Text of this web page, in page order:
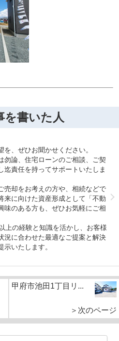
を書いた人
を、ぜひお聞かせください。
勿論、住宅ローンのご相談、ご契
迄責任を持ってサポートいたしま
売却をお考えの方や、相続などで
来に向けた資産形成として「不動
味のある方も、ぜひお気軽にご相
上の経験と知識を活かし、お客様
況に合わせた最適なご提案と解決
示いたします。
甲府市池田1丁目リ...
＞次のページ